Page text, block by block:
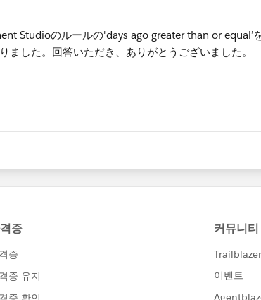
Studioのルールの'days ago greater than or equal’
ました。回答いただき、ありがとうございました。